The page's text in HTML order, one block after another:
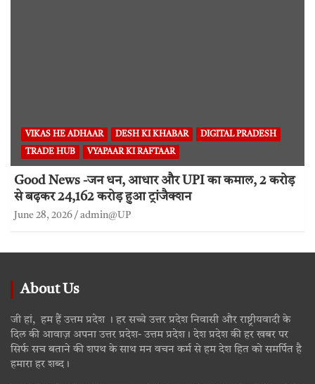
VIKAS HE ADHAAR DESH KI KHABAR DIGITAL PRADESH
TRADE HUB VYAPAAR KI RAFTAAR
Good News -जन धन, आधार और UPI का कमाल, 2 करोड़
से बढ़कर 24,162 करोड़ हुआ ट्रांजैक्शन
June 28, 2026 admin@UP
About Us
जी हां, हम हैं उत्तम प्रदेश । हर सच्चे उत्तर प्रदेश निवासी और राष्ट्रीयवादी के
दिल की आवाज़ अपना उत्तर प्रदेश- उत्तम प्रदेश। देश प्रदेश की हर खबर पर
सिर्फ सच बताने की शपथ के साथ मन वचन कर्म से हम देश हित को समर्पित है
हमारा हर शब्द।